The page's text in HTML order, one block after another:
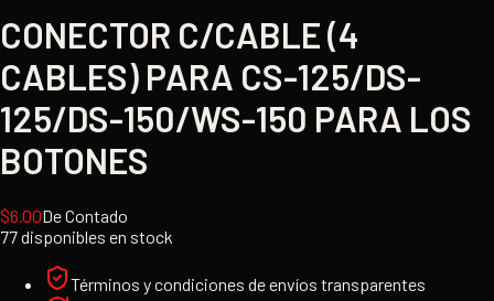
CONECTOR C/CABLE (4
CABLES) PARA CS-125/DS-
125/DS-150/WS-150 PARA LOS
BOTONES
$6.00De Contado
77 disponibles en stock
Términos y condiciones de envíos transparentes